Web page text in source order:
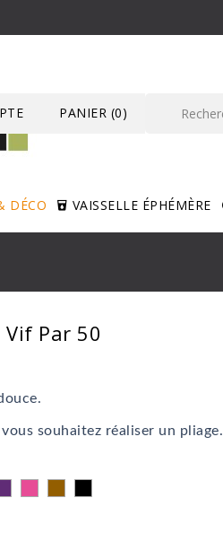
PANIER (0)
DÉCO VAISSELLE ÉPHÉMÈRE
Vif Par 50
souhaitez réaliser un pliage.